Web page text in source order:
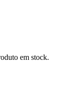
em stock.